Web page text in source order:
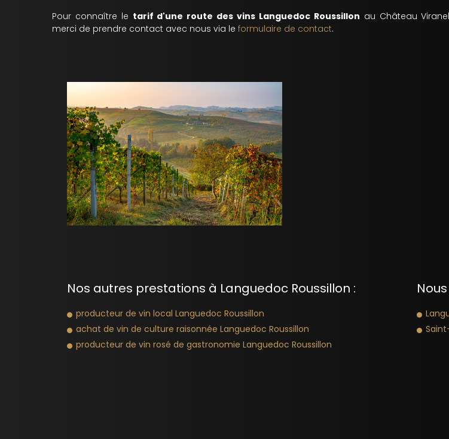
Pour connaître le tarif d'une route des vins Languedoc Roussillon au Château
merci de prendre contact avec nous via le formulaire de contact.
Nos autres prestations à Languedoc Roussillon :
producteur de vin local Languedoc Roussillon
achat de vin de culture raisonnée Languedoc Roussillon
producteur de vin rosé de gastronomie Languedoc Roussillon